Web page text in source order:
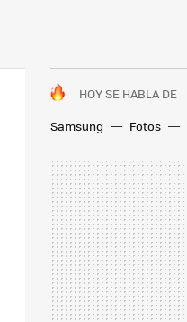
HOY SE HABLA DE
Samsung
Fotos